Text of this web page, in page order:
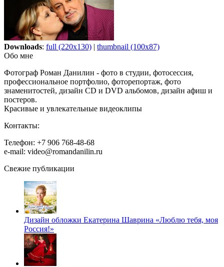
Downloads: full (220x130) | thumbnail (100x87)
Обо мне
Фотограф Роман Данилин - фото в студии, фотосессия,
профессиональное портфолио, фоторепортаж, фото
знаменитостей, дизайн CD и DVD альбомов, дизайн афиш и
постеров.
Красивые и увлекательные видеоклипы
Контакты:
Телефон: +7 906 768-48-68
e-mail: video@romandanilin.ru
Свежие публикации
Дизайн обложки Екатерина Шаврина «Люблю тебя, моя
Россия!»